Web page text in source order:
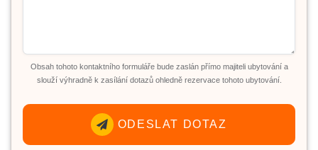
Obsah tohoto kontaktního formuláře bude zaslán přímo majiteli ubytování a
slouží výhradně k zasílání dotazů ohledně rezervace tohoto ubytování.
ODESLAT DOTAZ